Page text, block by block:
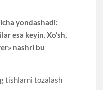
yondashadi:
esa keyin. Xo‘sh,
nashri bu
tishlarni tozalash